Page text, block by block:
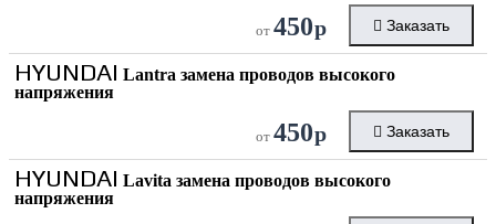
от 450р Заказать
HYUNDAI Lantra замена проводов высокого
напряжения
от 450р Заказать
HYUNDAI Lavita замена проводов высокого
напряжения